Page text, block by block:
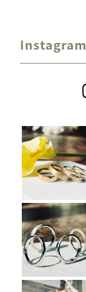
Instagram